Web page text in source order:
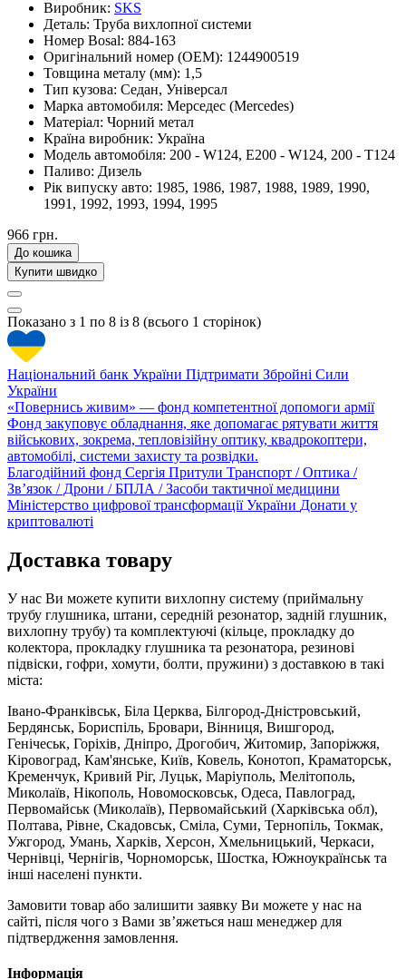
Виробник: SKS
Деталь: Труба вихлопної системи
Номер Bosal: 884-163
Оригінальний номер (OEM): 1244900519
Товщина металу (мм): 1,5
Тип кузова: Седан, Універсал
Марка автомобиля: Мерседес (Mercedes)
Матеріал: Чорний метал
Країна виробник: Україна
Модель автомобіля: 200 - W124, E200 - W124, 200 - T124
Паливо: Дизель
Рік випуску авто: 1985, 1986, 1987, 1988, 1989, 1990,
1991, 1992, 1993, 1994, 1995
966 грн.
До кошика
Купити швидко
Показано з 1 по 8 із 8 (всього 1 сторінок)
Національний банк України Підтримати Збройні Сили
України
«Повернись живим» — фонд компетентної допомоги армії
Фонд закуповує обладнання, яке допомагає рятувати життя
військових, зокрема, тепловізійну оптику, квадрокоптери,
автомобілі, системи захисту та розвідки.
Благодійний фонд Сергія Притули Транспорт / Оптика /
Зв’язок / Дрони / БПЛА / Засоби тактичної медицини
Міністерство цифрової трансформації України Донати у
криптовалюті
Доставка товару
У нас Ви можете купити вихлопну систему (приймальну
трубу глушника, штани, середній резонатор, задній глушник,
вихлопну трубу) та комплектуючі (кільце, прокладку до
колектора, прокладку глушника та резонатора, резинові
підвіски, гофри, хомути, болти, пружини) з доставкою в такі
міста:
Івано-Франківськ, Біла Церква, Білгород-Дністровський,
Бердянськ, Бориспіль, Бровари, Вінниця, Вишгород,
Генічеськ, Горіхів, Дніпро, Дрогобич, Житомир, Запоріжжя,
Кіровоград, Кам'янське, Київ, Ковель, Конотоп, Краматорськ,
Кременчук, Кривий Ріг, Луцьк, Маріуполь, Мелітополь,
Миколаїв, Нікополь, Новомосковськ, Одеса, Павлоград,
Первомайськ (Миколаїв), Первомайський (Харківська обл),
Полтава, Рівне, Скадовськ, Сміла, Суми, Тернопіль, Токмак,
Ужгород, Умань, Харків, Херсон, Хмельницький, Черкаси,
Чернівці, Чернігів, Чорноморськ, Шостка, Южноукраїнськ та
інші населені пункти.
Замовити товар або залишити заявку Ви можете у нас на
сайті, після чого з Вами зв’яжеться наш менеджер для
підтвердження замовлення.
Інформація